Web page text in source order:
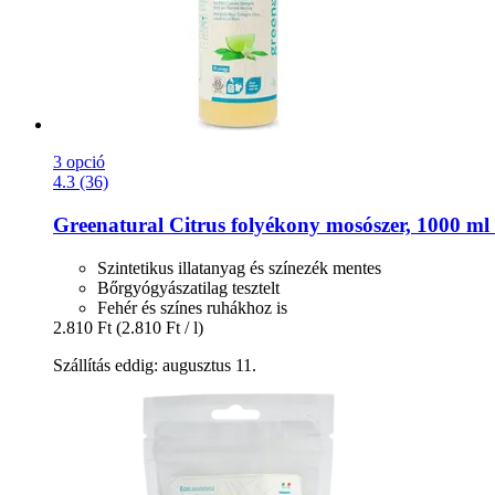
3 opció
4.3 (36)
Greenatural Citrus folyékony mosószer, 1000 ml
Szintetikus illatanyag és színezék mentes
Bőrgyógyászatilag tesztelt
Fehér és színes ruhákhoz is
2.810 Ft (2.810 Ft / l)
Szállítás eddig: augusztus 11.